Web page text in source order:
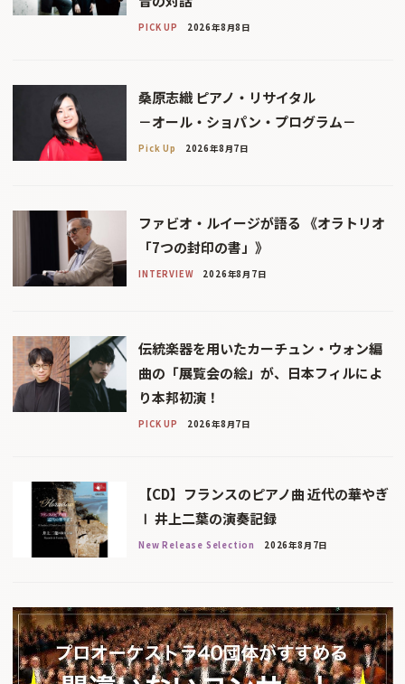
PICK UP 2026年8月8日
桑原志織 ピアノ・リサイタル
－オール・ショパン・プログラム－
Pick Up 2026年8月7日
ファビオ・ルイージが語る 《オラトリオ
「7つの封印の書」》
INTERVIEW 2026年8月7日
伝統楽器を用いたカーチュン・ウォン編
曲の「展覧会の絵」が、日本フィルによ
り本邦初演！
PICK UP 2026年8月7日
【CD】フランスのピアノ曲 近代の華やぎ
Ⅰ 井上二葉の演奏記録
New Release Selection 2026年8月7日